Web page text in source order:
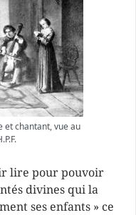
et chantant, vue au
lire pour pouvoir
divines qui la
ses enfants » ce